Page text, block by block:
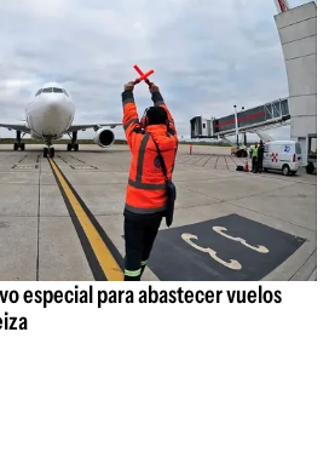
especial para abastecer vuelos